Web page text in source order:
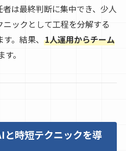
は最終判断に集中でき、少人
ックとして工程を分解する
。結果、 1人運用からチーム
。
と時短テクニックを導